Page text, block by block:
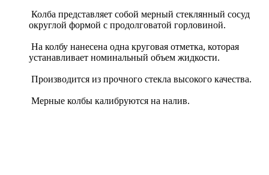
Колба представляет собой мерный стеклянный сосуд
округлой формой с продолговатой горловиной.
На колбу нанесена одна круговая отметка, которая
устанавливает номинальный объем жидкости.
Производится из прочного стекла высокого качества.
Мерные колбы калибруются на налив.